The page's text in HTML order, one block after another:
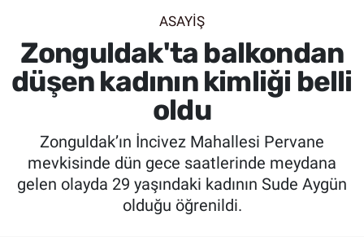
ASAYİŞ
Zonguldak'ta balkondan
düşen kadının kimliği belli
oldu
Zonguldak’ın İncivez Mahallesi Pervane
mevkisinde dün gece saatlerinde meydana
gelen olayda 29 yaşındaki kadının Sude Aygün
olduğu öğrenildi.
SPOR